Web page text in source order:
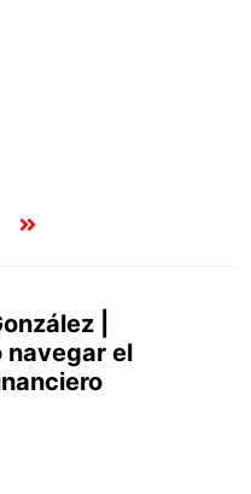
|
navegar el